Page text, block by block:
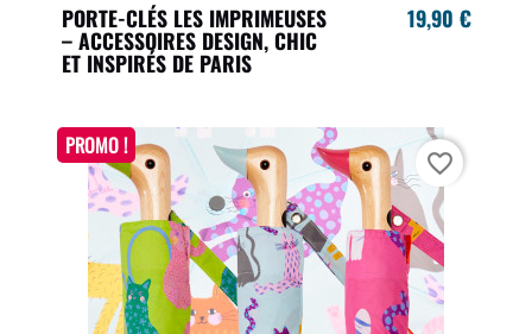
PORTE-CLÉS LES IMPRIMEUSES
– ACCESSOIRES DESIGN, CHIC
ET INSPIRÉS DE PARIS
19,90 €
PROMO !
favorite_border